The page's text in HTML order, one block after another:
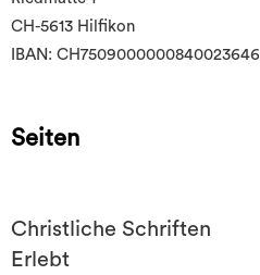
CH-5613 Hilfikon
IBAN: CH7509000000840023646
Seiten
Christliche Schriften
Erlebt